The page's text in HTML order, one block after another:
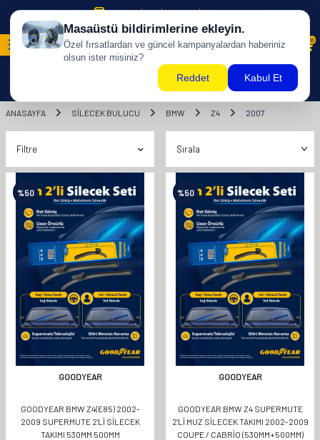
500 TL ÜZERİ KARGO BİZDEN !
0
ANASAYFA SILECEK BULUCU BMW Z4 2007
Filtre
%50
GOODYEAR
GOODYEAR BMW Z4(E85) 2002-
2009 SUPERMUTE 2'LI SILECEK
TAKIMI 530MM 500MM
%50
GOODYEAR
GOODYEAR BMW Z4 SUPERMUTE
2'LI MUZ SILECEK TAKIMI 2002-2009
COUPE / CABRIO (530MM+500MM)